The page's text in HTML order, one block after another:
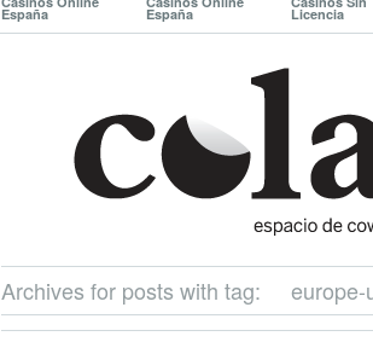
España España Licencia
Archives for posts with tag: europe-